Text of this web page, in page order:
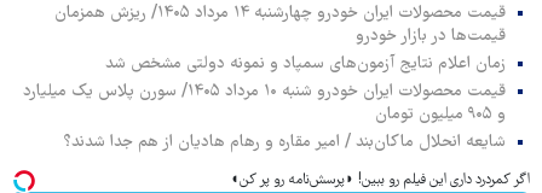
قیمت محصولات ایران خودرو چهارشنبه ۱۴ مرداد ۱۴۰۵/ ریزش همزمان
قیمت‌ها در بازار خودرو
زمان اعلام نتایج آزمون‌های سمپاد و نمونه دولتی مشخص شد
قیمت محصولات ایران خودرو شنبه ۱۰ مرداد ۱۴۰۵/ سورن پلاس یک میلیارد
و ۹۰۵ میلیون تومان
شایعه انحلال ماکان‌بند / امیر مقاره و رهام هادیان از هم جدا شدند؟
اگر کمردرد داری این فیلم رو ببین! ◗پرسش‌نامه رو پر کن◖